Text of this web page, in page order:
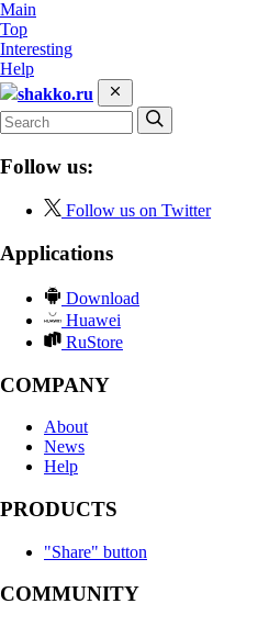
Main
Top
Interesting
Help
shakko.ru
Follow us:
Follow us on Twitter
Applications
Download
Huawei
RuStore
COMPANY
About
News
Help
PRODUCTS
"Share" button
COMMUNITY